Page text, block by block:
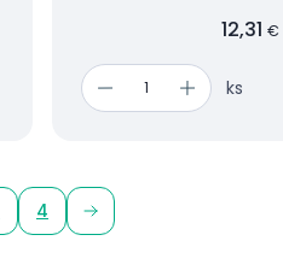
12,31€
ks
4